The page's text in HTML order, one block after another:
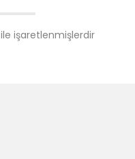
ile işaretlenmişlerdir